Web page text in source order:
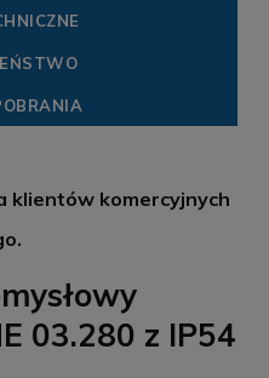
klientów komercyjnych
03.280 z IP54